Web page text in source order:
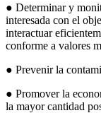
● Determinar y
interesada con el
interactuar
conforme a valores
● Prevenir la
● Promover la
la mayor cantidad